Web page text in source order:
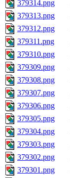
379314.png
379313.png
379312.png
379311.png
379310.png
379309.png
379308.png
379307.png
379306.png
379305.png
379304.png
379303.png
379302.png
379301.png